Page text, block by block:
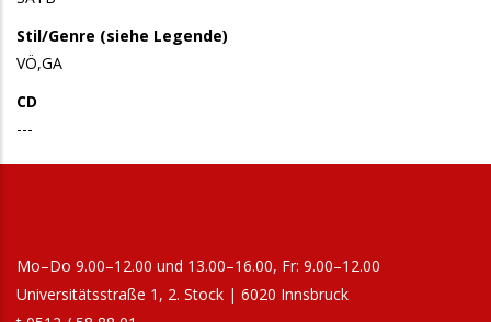
Stil/Genre (siehe Legende)
VÖ,GA
CD
---
Mo–Do 9.00–12.00 und 13.00–16.00, Fr: 9.00–12.00
Universitätsstraße 1, 2. Stock | 6020 Innsbruck